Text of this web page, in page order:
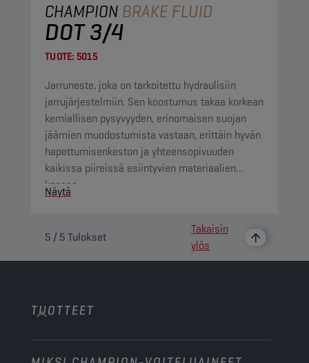
CHAMPION BRAKE FLUID
DOT 3/4
TUOTE: 5015
Jarruneste, joka on tarkoitettu hydraulisiin
jarrujärjestelmiin. Sen koostumus takaa korkean
kemiallisen pysyvyyden, erinomaisen suojan
jäämien muodostumista vastaan, erittäin hyvän
hapettumisenkeston ja yhteensopivuuden
kaikissa piireissä esiintyvien materiaalien
kanssa.
Näytä
5 / 5Tulokset
Takaisin
ylös
TUOTTEET